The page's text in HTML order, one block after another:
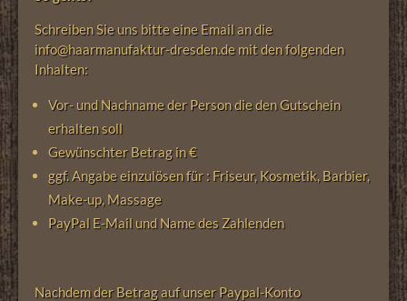
Schreiben Sie uns bitte eine Email an die
info@haarmanufaktur-dresden.de mit den folgenden
Inhalten:
Vor- und Nachname der Person die den Gutschein
erhalten soll
Gewünschter Betrag in €
ggf. Angabe einzulösen für : Friseur, Kosmetik, Barbier,
Make-up, Massage
PayPal E-Mail und Name des Zahlenden
Nachdem der Betrag auf unser Paypal-Konto